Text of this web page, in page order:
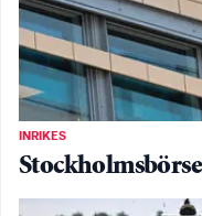
INRIKES